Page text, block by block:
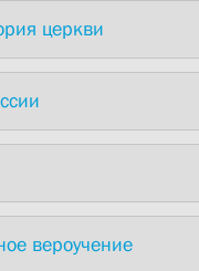
церкви
вероучение